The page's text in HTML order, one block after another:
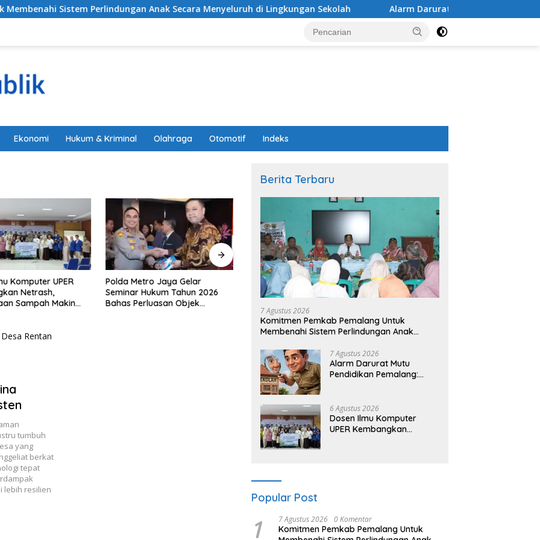
Sistem Perlindungan Anak Secara Menyeluruh di Lingkungan Sekolah Alarm Darurat Mutu Pendidikan
Ekonomi Hukum & Kriminal Olahraga Otomotif Indeks
Komputer UPER
Netrash,
Sampah Makin
Polda Metro Jaya Gelar
Seminar Hukum Tahun 2026
Bahas Perluasan Objek
Imigrasi Go To School SMA
Negeri 2: Sosialisasi TPPO dan
Poltekim
Workshop Wayang untuk Anak
di Bundaran HI, Dalang Cilik
tumbuh
yang
berkat
tepat
lebih resilien
Berita Terbaru
7 Agustus 2026
Komitmen Pemkab Pemalang Untuk
Membenahi Sistem Perlindungan Anak
7 Agustus 2026
Alarm Darurat Mutu
Pendidikan Pemalang:
6 Agustus 2026
Dosen Ilmu Komputer
UPER Kembangkan
Popular Post
1 7 Agustus 2026 0 Komentar
Komitmen Pemkab Pemalang Untuk